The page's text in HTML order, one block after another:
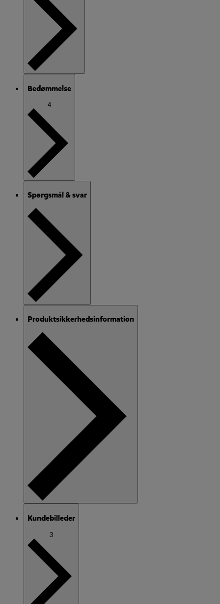
Bedømmelse
4
Spørgsmål & svar
Produktsikkerhedsinformation
Kundebilleder
3